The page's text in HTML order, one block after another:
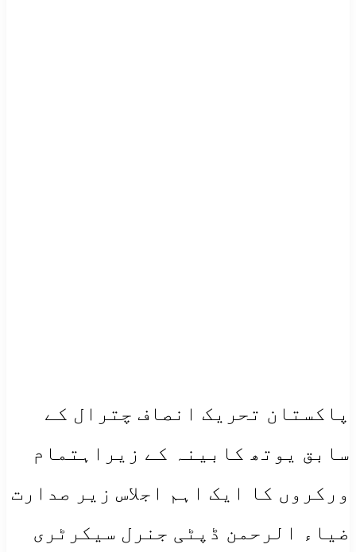
پاکستان تحریک انصاف چترال کے
سابق یوتھ کابینہ کے زیراہتمام
ورکروں کا ایک اہم اجلاس زیر صدارت
ضیاء الرحمن ڈپٹی جنرل سیکرٹری